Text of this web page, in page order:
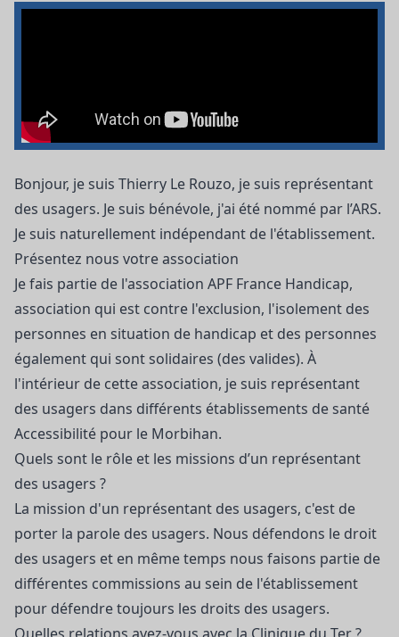
Bonjour, je suis Thierry Le Rouzo, je suis représentant
des usagers. Je suis bénévole, j'ai été nommé par l’ARS.
Je suis naturellement indépendant de l'établissement.
Présentez nous votre association
Je fais partie de l'association APF France Handicap,
association qui est contre l'exclusion, l'isolement des
personnes en situation de handicap et des personnes
également qui sont solidaires (des valides). À
l'intérieur de cette association, je suis représentant
des usagers dans différents établissements de santé
Accessibilité pour le Morbihan.
Quels sont le rôle et les missions d’un représentant
des usagers ?
La mission d'un représentant des usagers, c'est de
porter la parole des usagers. Nous défendons le droit
des usagers et en même temps nous faisons partie de
différentes commissions au sein de l'établissement
pour défendre toujours les droits des usagers.